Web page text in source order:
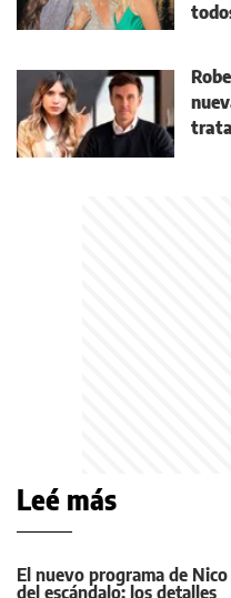
trata
Leé más
El nuevo programa de
del escándalo: los detalles